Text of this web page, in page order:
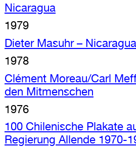
Nicaragua
1979
Dieter Masuhr – Nicaragua
1978
Clément Moreau/Carl
den Mitmenschen
1976
100 Chilenische Plakate
Regierung Allende 1970-